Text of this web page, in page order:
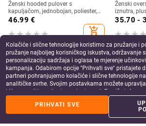
Ženski hooded pulover s
kapuljačom, jednobojan, poliester,
dugi rukavi, srednja dužina,
46.99 €
add_shopping_cart
Ženski
iznutra,
dugi rukavi,
pogodan
35.70 -
Kolačiće i slične tehnologije koristimo za pružanje i
pružanje najboljeg korisničkog iskustva, održavanje
personalizaciju sadržaja i oglasa te mjerenje
kampanja. Odabirom opcije "Prihvati sve" pristajete
partneri pohranjujemo kolačiće i slične tehnologije
analitičke svrhe. Svojim postavkama možete
klikom na "Upravljanje postavkama". Za više
PRIHVATI SVE